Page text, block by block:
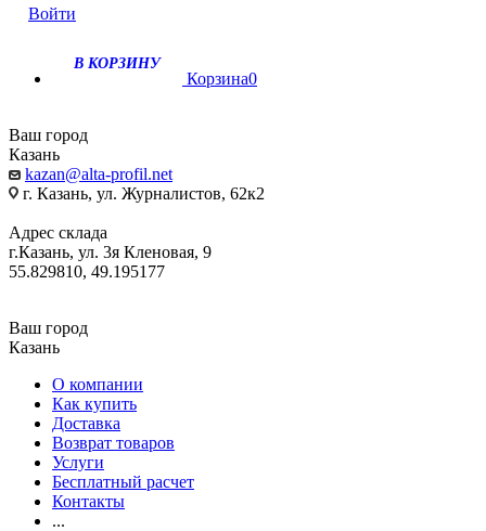
Войти
В КОРЗИНУ
Корзина0
Ваш город
Казань
kazan@alta-profil.net
г. Казань, ул. Журналистов, 62к2
Адрес склада
г.Казань, ул. 3я Кленовая, 9
55.829810, 49.195177
Ваш город
Казань
О компании
Как купить
Доставка
Возврат товаров
Услуги
Бесплатный расчет
Контакты
...